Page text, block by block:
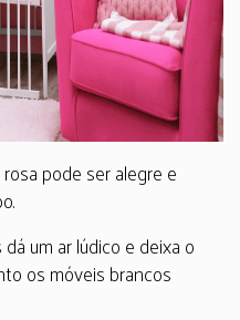
pode ser alegre e
um ar lúdico e deixa o
os móveis brancos